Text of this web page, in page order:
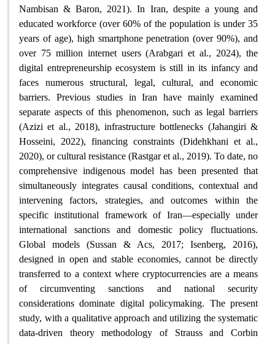
Nambisan & Baron, 2021). In Iran, despite a young and
educated workforce (over 60% of the population is under 35
years of age), high smartphone penetration (over 90%), and
over 75 million internet users (Arabgari et al., 2024), the
digital entrepreneurship ecosystem is still in its infancy and
faces numerous structural, legal, cultural, and economic
barriers. Previous studies in Iran have mainly examined
separate aspects of this phenomenon, such as legal barriers
(Azizi et al., 2018), infrastructure bottlenecks (Jahangiri &
Hosseini, 2022), financing constraints (Didehkhani et al.,
2020), or cultural resistance (Rastgar et al., 2019). To date, no
comprehensive indigenous model has been presented that
simultaneously integrates causal conditions, contextual and
intervening factors, strategies, and outcomes within the
specific institutional framework of Iran—especially under
international sanctions and domestic policy fluctuations.
Global models (Sussan & Acs, 2017; Isenberg, 2016),
designed in open and stable economies, cannot be directly
transferred to a context where cryptocurrencies are a means
of circumventing sanctions and national security
considerations dominate digital policymaking. The present
study, with a qualitative approach and utilizing the systematic
data-driven theory methodology of Strauss and Corbin